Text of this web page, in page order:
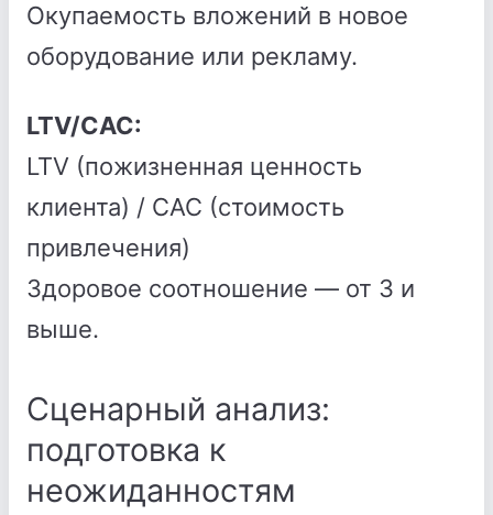
Окупаемость вложений в новое
оборудование или рекламу.
LTV/CAC:
LTV (пожизненная ценность
клиента) / CAC (стоимость
привлечения)
Здоровое соотношение — от 3 и
выше.
Сценарный анализ:
подготовка к
неожиданностям